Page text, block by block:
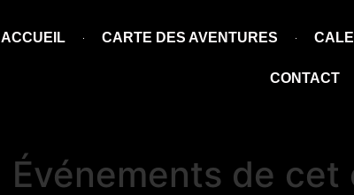
ACCUEIL CARTE DES AVENTURES
CONTACT
Événements de